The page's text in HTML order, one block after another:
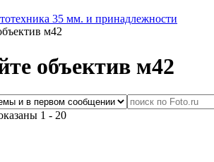
35 мм. и принадлежности
м42
объектив м42
1 - 20